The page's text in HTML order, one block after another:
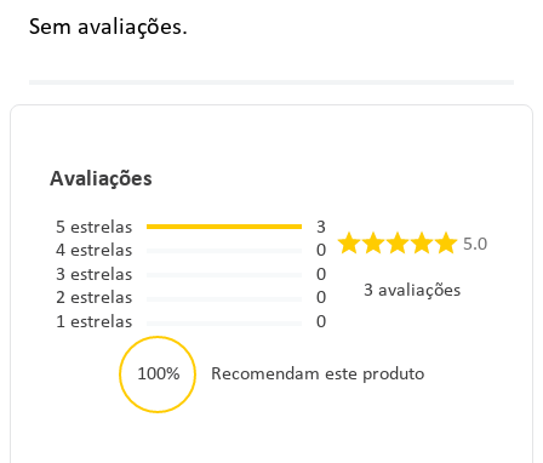
Sem avaliações.
Avaliações
5 estrelas
4estrelas
3 estrelas
2estrelas
1estrelas
3
0
0
0
0
5.0
3 avaliações
100% Recomendam este produto